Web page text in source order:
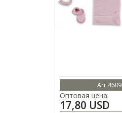
Arr 4609
Оптовая цена:
17,80 USD